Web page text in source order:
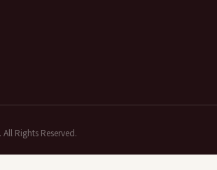
Rights Reserved.